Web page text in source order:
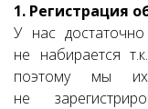
1. Регистрация
У нас
не набирается
поэтому мы
не